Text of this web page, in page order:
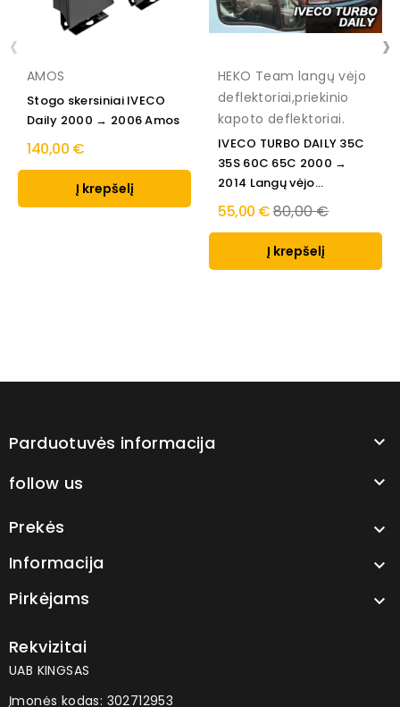
AMOS
Stogo skersiniai IVECO
Daily 2000 → 2006 Amos
140,00 €
Į krepšelį
HEKO Team langų vėjo
deflektoriai,priekinio
kapoto deflektoriai.
IVECO TURBO DAILY 35C
35S 60C 65C 2000 →
2014 Langų vėjo...
55,00 €Regular
price
80,00 €
Į krepšelį
‹ ›
Parduotuvės informacija 
follow us 
Prekės 
Informacija 
Pirkėjams 
Rekvizitai
UAB KINGSAS
Įmonės kodas: 302712953